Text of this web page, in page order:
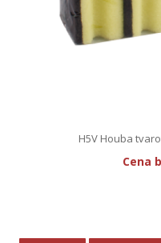
H5V Houba
Cena